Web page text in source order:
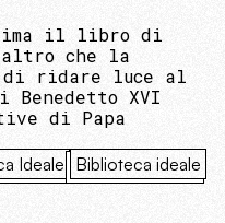
il libro di
che la
ridare luce al
XVI
di Papa
Ideale
Biblioteca ideale